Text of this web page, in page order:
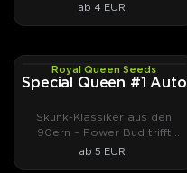
ab 4 EUR
AUTOFEMRoyal Queen Seeds
Special Queen #1 Auto
Skunk-Klassiker aus den
90ern – Power Bud trifft
Skunk.
ab 5 EUR